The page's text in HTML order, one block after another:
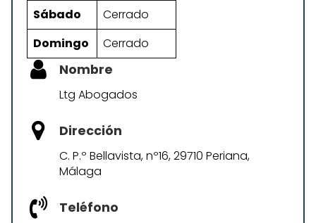
Sábado
Cerrado
Domingo
Cerrado
Nombre
Ltg Abogados
Dirección
C. P.º Bellavista, nº16, 29710 Periana,
Málaga
Teléfono